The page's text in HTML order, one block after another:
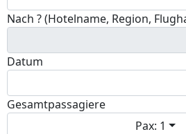
Nach ? (Hotelname, Region,
Datum
Gesamtpassagiere
Pax: 1